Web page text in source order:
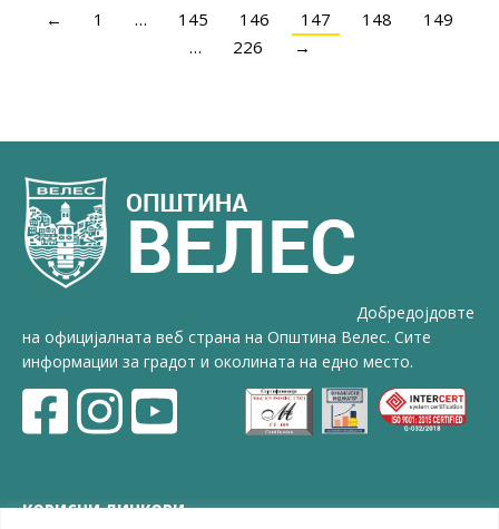
← 1 … 145 146 147 148
149
…
226 →
Добредојдовте
на официјалната веб страна на Општина Велес. Сите
информации за градот и околината на едно место.
КОРИСНИ ЛИНКОВИ